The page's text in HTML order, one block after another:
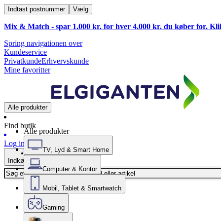
Indtast postnummer Vælg
Mix & Match - spar 1.000 kr. for hver 4.000 kr. du køber for.
Spring navigationen over
Kundeservice
PrivatkundeErhvervskunde
Mine favoritter
Alle produkter
Find butik
Log ind
Indkøbskurv
Alle produkter
TV, Lyd & Smart Home
Computer & Kontor
Mobil, Tablet & Smartwatch
Gaming